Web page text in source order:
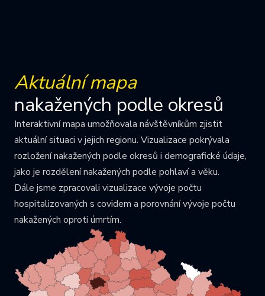
Aktuální mapa
nakažených podle okresů
Interaktivní mapa umožňovala návštěvníkům zjistit
aktuální situaci v jejich regionu. Vizualizace pokrývala
rozložení nakažených podle okresů i demografické údaje,
jako je rozdělení nakažených podle pohlaví a věku.
Dále jsme zpracovali vizualizace vývoje počtu
hospitalizovaných s covidem a porovnání vývoje počtu
nakažených oproti úmrtím.